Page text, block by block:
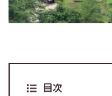
目次